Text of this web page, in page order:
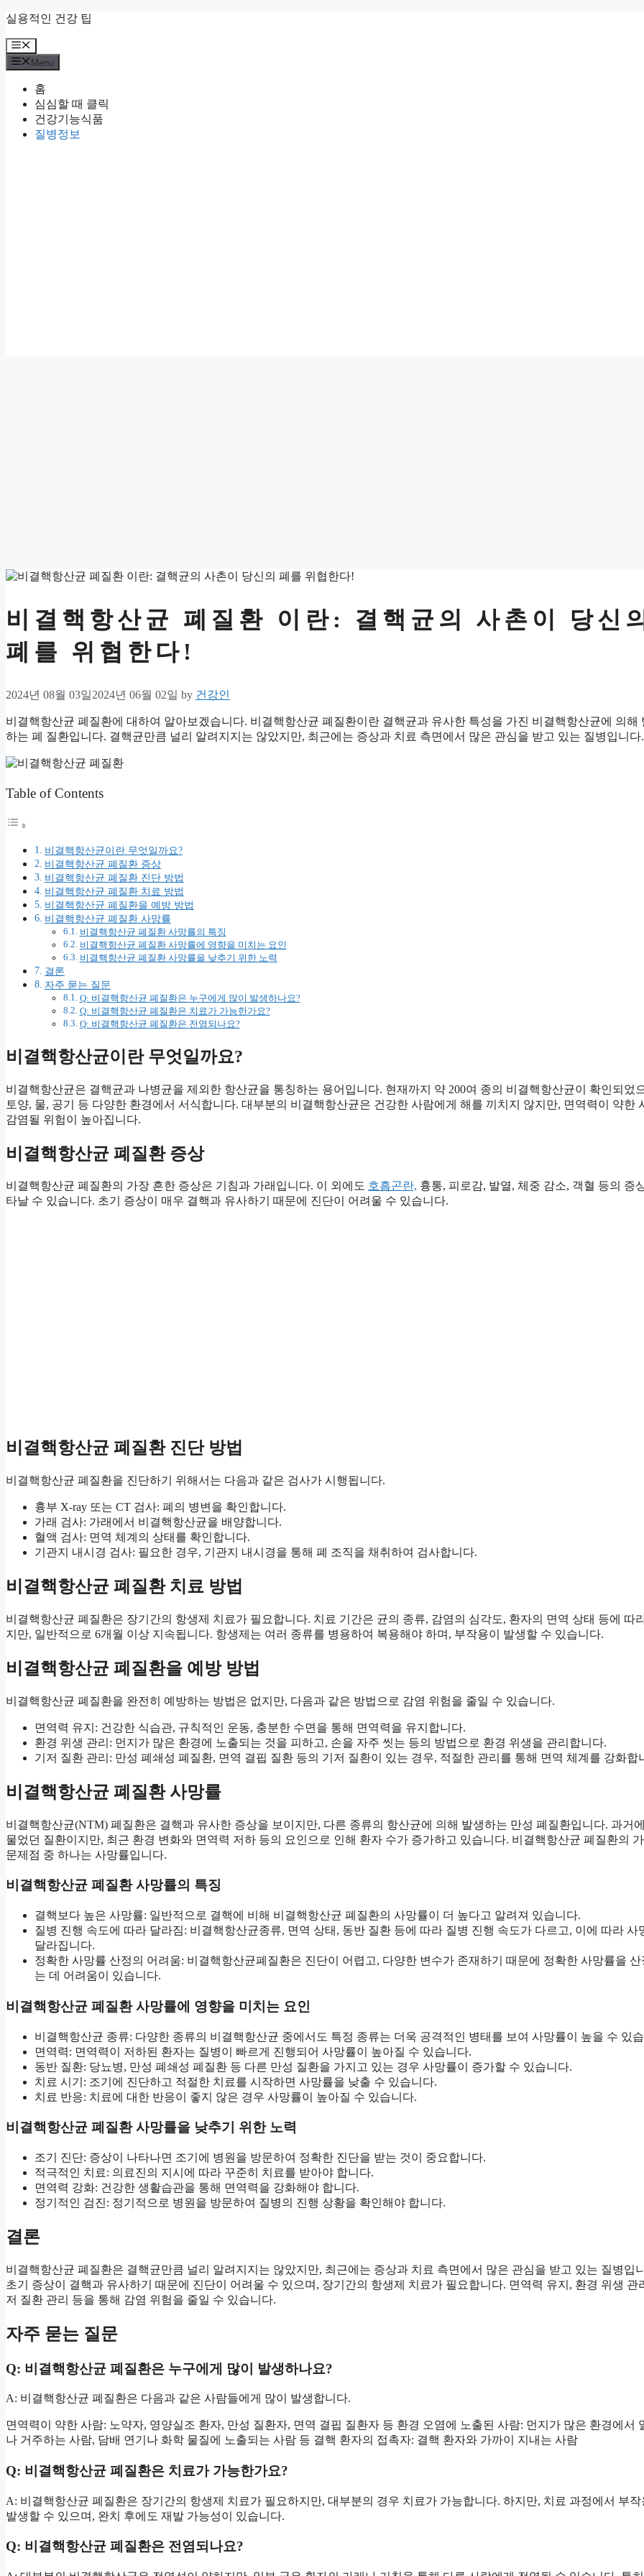
Skip
content
실용적인 건강 팁
Menu
Menu
홈
심심할 때 클릭
건강기능식품
질병정보
비결핵항산균 폐질환 이란: 결핵균의 사촌이 당신
폐를 위협한다!
2024년 08월 03일2024년 06월 02일 by 건강인
비결핵항산균 폐질환에 대하여 알아보겠습니다. 비결핵항산균 폐질환이란 결핵균과 유사한 특성을 가진 비결핵항산균에 의해
하는 폐 질환입니다. 결핵균만큼 널리 알려지지는 않았지만, 최근에는 증상과 치료 측면에서 많은 관심을 받고 있는 질병입니다.
Table of Contents
비결핵항산균이란 무엇일까요?
비결핵항산균 폐질환 증상
비결핵항산균 폐질환 진단 방법
비결핵항산균 폐질환 치료 방법
비결핵항산균 폐질환을 예방 방법
비결핵항산균 폐질환 사망률
비결핵항산균 폐질환 사망률의 특징
비결핵항산균 폐질환 사망률에 영향을 미치는 요인
비결핵항산균 폐질환 사망률을 낮추기 위한 노력
결론
자주 묻는 질문
Q: 비결핵항산균 폐질환은 누구에게 많이 발생하나요?
Q: 비결핵항산균 폐질환은 치료가 가능한가요?
Q: 비결핵항산균 폐질환은 전염되나요?
비결핵항산균이란 무엇일까요?
비결핵항산균은 결핵균과 나병균을 제외한 항산균을 통칭하는 용어입니다. 현재까지 약 200여 종의 비결핵항산균이 확인되었
토양, 물, 공기 등 다양한 환경에서 서식합니다. 대부분의 비결핵항산균은 건강한 사람에게 해를 끼치지 않지만, 면역력이 약한
감염될 위험이 높아집니다.
비결핵항산균 폐질환 증상
비결핵항산균 폐질환의 가장 흔한 증상은 기침과 가래입니다. 이 외에도 호흡곤란, 흉통, 피로감, 발열, 체중 감소, 객혈 등의 증
타날 수 있습니다. 초기 증상이 매우 결핵과 유사하기 때문에 진단이 어려울 수 있습니다.
비결핵항산균 폐질환 진단 방법
비결핵항산균 폐질환을 진단하기 위해서는 다음과 같은 검사가 시행됩니다.
흉부 X-ray 또는 CT 검사: 폐의 병변을 확인합니다.
가래 검사: 가래에서 비결핵항산균을 배양합니다.
혈액 검사: 면역 체계의 상태를 확인합니다.
기관지 내시경 검사: 필요한 경우, 기관지 내시경을 통해 폐 조직을 채취하여 검사합니다.
비결핵항산균 폐질환 치료 방법
비결핵항산균 폐질환은 장기간의 항생제 치료가 필요합니다. 치료 기간은 균의 종류, 감염의 심각도, 환자의 면역 상태 등에 따
지만, 일반적으로 6개월 이상 지속됩니다. 항생제는 여러 종류를 병용하여 복용해야 하며, 부작용이 발생할 수 있습니다.
비결핵항산균 폐질환을 예방 방법
비결핵항산균 폐질환을 완전히 예방하는 방법은 없지만, 다음과 같은 방법으로 감염 위험을 줄일 수 있습니다.
면역력 유지: 건강한 식습관, 규칙적인 운동, 충분한 수면을 통해 면역력을 유지합니다.
환경 위생 관리: 먼지가 많은 환경에 노출되는 것을 피하고, 손을 자주 씻는 등의 방법으로 환경 위생을 관리합니다.
기저 질환 관리: 만성 폐쇄성 폐질환, 면역 결핍 질환 등의 기저 질환이 있는 경우, 적절한 관리를 통해 면역 체계를 강화합
비결핵항산균 폐질환 사망률
비결핵항산균(NTM) 폐질환은 결핵과 유사한 증상을 보이지만, 다른 종류의 항산균에 의해 발생하는 만성 폐질환입니다. 과거
물었던 질환이지만, 최근 환경 변화와 면역력 저하 등의 요인으로 인해 환자 수가 증가하고 있습니다. 비결핵항산균 폐질환의
문제점 중 하나는 사망률입니다.
비결핵항산균 폐질환 사망률의 특징
결핵보다 높은 사망률: 일반적으로 결핵에 비해 비결핵항산균 폐질환의 사망률이 더 높다고 알려져 있습니다.
질병 진행 속도에 따라 달라짐: 비결핵항산균종류, 면역 상태, 동반 질환 등에 따라 질병 진행 속도가 다르고, 이에 따라 사
달라집니다.
정확한 사망률 산정의 어려움: 비결핵항산균폐질환은 진단이 어렵고, 다양한 변수가 존재하기 때문에 정확한 사망률을 산
는 데 어려움이 있습니다.
비결핵항산균 폐질환 사망률에 영향을 미치는 요인
비결핵항산균 종류: 다양한 종류의 비결핵항산균 중에서도 특정 종류는 더욱 공격적인 병태를 보여 사망률이 높을 수 있
면역력: 면역력이 저하된 환자는 질병이 빠르게 진행되어 사망률이 높아질 수 있습니다.
동반 질환: 당뇨병, 만성 폐쇄성 폐질환 등 다른 만성 질환을 가지고 있는 경우 사망률이 증가할 수 있습니다.
치료 시기: 조기에 진단하고 적절한 치료를 시작하면 사망률을 낮출 수 있습니다.
치료 반응: 치료에 대한 반응이 좋지 않은 경우 사망률이 높아질 수 있습니다.
비결핵항산균 폐질환 사망률을 낮추기 위한 노력
조기 진단: 증상이 나타나면 조기에 병원을 방문하여 정확한 진단을 받는 것이 중요합니다.
적극적인 치료: 의료진의 지시에 따라 꾸준히 치료를 받아야 합니다.
면역력 강화: 건강한 생활습관을 통해 면역력을 강화해야 합니다.
정기적인 검진: 정기적으로 병원을 방문하여 질병의 진행 상황을 확인해야 합니다.
결론
비결핵항산균 폐질환은 결핵균만큼 널리 알려지지는 않았지만, 최근에는 증상과 치료 측면에서 많은 관심을 받고 있는 질병입
초기 증상이 결핵과 유사하기 때문에 진단이 어려울 수 있으며, 장기간의 항생제 치료가 필요합니다. 면역력 유지, 환경 위생 관
저 질환 관리 등을 통해 감염 위험을 줄일 수 있습니다.
자주 묻는 질문
Q: 비결핵항산균 폐질환은 누구에게 많이 발생하나요?
A: 비결핵항산균 폐질환은 다음과 같은 사람들에게 많이 발생합니다.
면역력이 약한 사람: 노약자, 영양실조 환자, 만성 질환자, 면역 결핍 질환자 등 환경 오염에 노출된 사람: 먼지가 많은 환경에서
나 거주하는 사람, 담배 연기나 화학 물질에 노출되는 사람 등 결핵 환자의 접촉자: 결핵 환자와 가까이 지내는 사람
Q: 비결핵항산균 폐질환은 치료가 가능한가요?
A: 비결핵항산균 폐질환은 장기간의 항생제 치료가 필요하지만, 대부분의 경우 치료가 가능합니다. 하지만, 치료 과정에서 부작
발생할 수 있으며, 완치 후에도 재발 가능성이 있습니다.
Q: 비결핵항산균 폐질환은 전염되나요?